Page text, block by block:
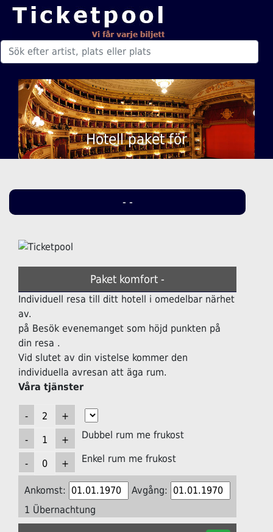
Hotell paket för
- -
Paket komfort -
Individuell resa till ditt hotell i omedelbar närhet
av.
på Besök evenemanget som höjd punkten på
din resa .
Vid slutet av din vistelse kommer den
individuella avresan att äga rum.
Våra tjänster
Dubbel rum me frukost
Enkel rum me frukost
Ankomst:
Avgång:
1 Übernachtung